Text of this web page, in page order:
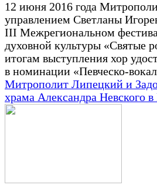
12 июня 2016 года
управлением Светланы
III Межрегиональном
духовной культуры «Святые
итогам выступления хор
в номинации «Певческо-
Митрополит Липецкий и
храма Александра Невского в